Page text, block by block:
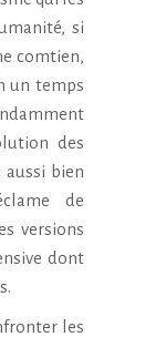
si
comtien,
un temps
des
bien
de
versions
dont
les